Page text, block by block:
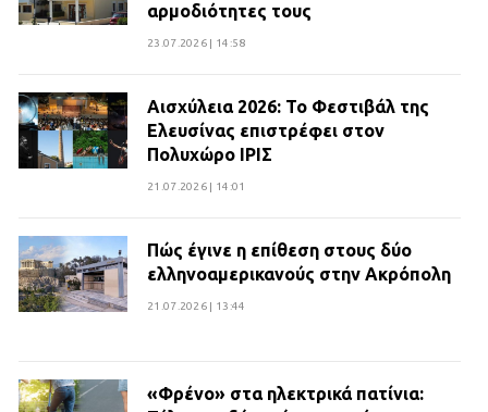
αρμοδιότητες τους
23.07.2026 | 14:58
Αισχύλεια 2026: Το Φεστιβάλ της
Ελευσίνας επιστρέφει στον
Πολυχώρο ΙΡΙΣ
21.07.2026 | 14:01
Πώς έγινε η επίθεση στους δύο
ελληνοαμερικανούς στην Ακρόπολη
21.07.2026 | 13:44
«Φρένο» στα ηλεκτρικά πατίνια: